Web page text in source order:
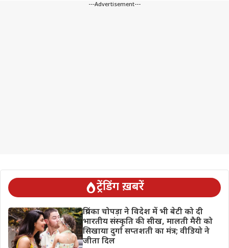
---Advertisement---
ट्रेंडिंग ख़बरें
प्रियंका चोपड़ा ने विदेश में भी बेटी को दी
भारतीय संस्कृति की सीख, मालती मैरी को
सिखाया दुर्गा सप्तशती का मंत्र; वीडियो ने
जीता दिल